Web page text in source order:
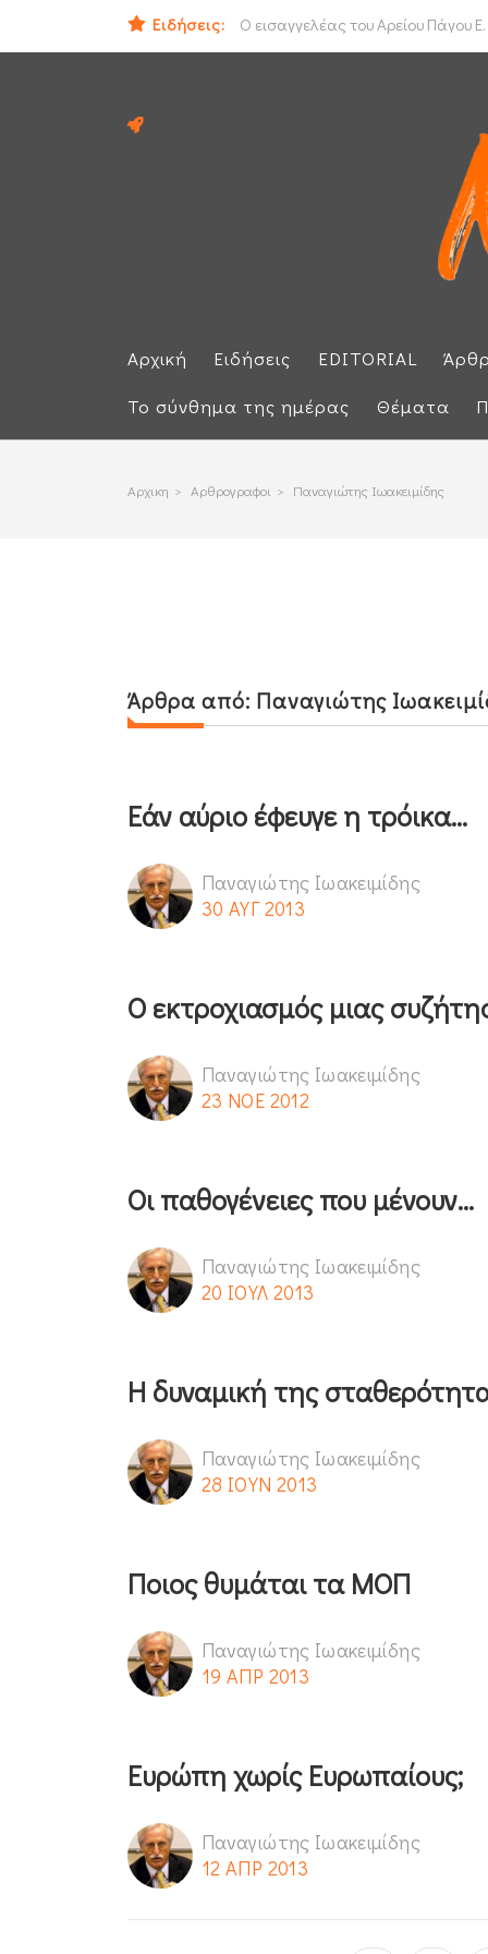
Ειδήσεις:
Ο εισαγγελέας του Αρείου Πάγου
ΟΟΣΑ: Στην τελευταία θέση η
Αρχική Ειδήσεις EDITORIAL
Το σύνθημα της ημέρας
Θέματα
Αρχικη > Αρθρογραφοι > Παναγιώτης Ιωακειμίδης
Άρθρα από: Παναγιώτης
Εάν αύριο έφευγε η τρόικα…
Παναγιώτης Ιωακειμίδης
30 ΑΥΓ 2013
Ο εκτροχιασμός μιας
Παναγιώτης Ιωακειμίδης
23 ΝΟΕ 2012
Οι παθογένειες που μένουν…
Παναγιώτης Ιωακειμίδης
20 ΙΟΥΛ 2013
Η δυναμική της
Παναγιώτης Ιωακειμίδης
28 ΙΟΥΝ 2013
Ποιος θυμάται τα ΜΟΠ
Παναγιώτης Ιωακειμίδης
19 ΑΠΡ 2013
Ευρώπη χωρίς Ευρωπαίους;
Παναγιώτης Ιωακειμίδης
12 ΑΠΡ 2013